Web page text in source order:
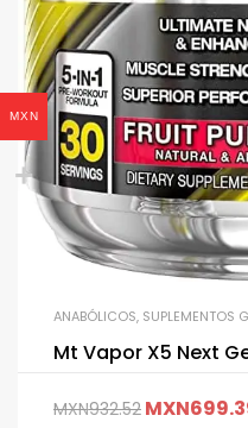
ANABÓLICOS, SUPLEMENTOS
Mt Vapor X5 Next
MXN932.52 MXN
MXN